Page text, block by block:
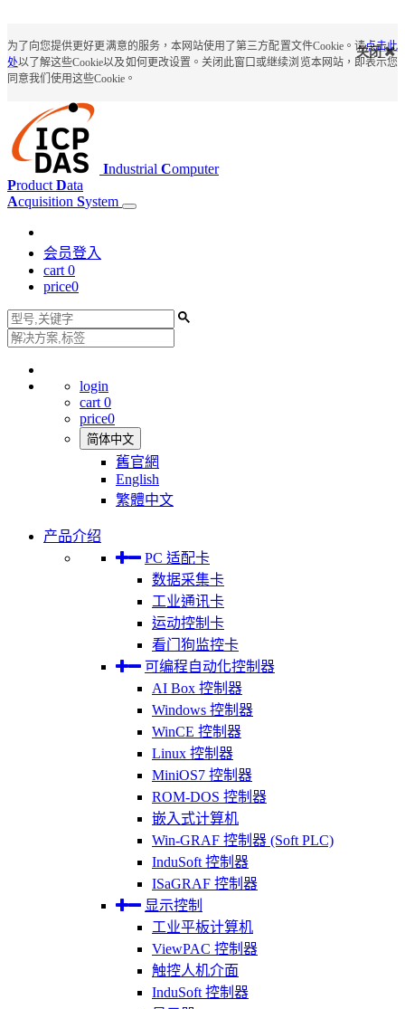
为了向您提供更好更满意的服务，本网站使用了第三方配置文件Cookie。请点击此
处以了解这些Cookie以及如何更改设置。关闭此窗口或继续浏览本网站，即表示您
同意我们使用这些Cookie。
关闭
Industrial Computer
Product Data
Acquisition System
会员登入
cart 0
price0
login
cart 0
price0
简体中文
舊官網
English
繁體中文
产品介绍
PC 适配卡
数据采集卡
工业通讯卡
运动控制卡
看门狗监控卡
可编程自动化控制器
AI Box 控制器
Windows 控制器
WinCE 控制器
Linux 控制器
MiniOS7 控制器
ROM-DOS 控制器
嵌入式计算机
Win-GRAF 控制器 (Soft PLC)
InduSoft 控制器
ISaGRAF 控制器
显示控制
工业平板计算机
ViewPAC 控制器
触控人机介面
InduSoft 控制器